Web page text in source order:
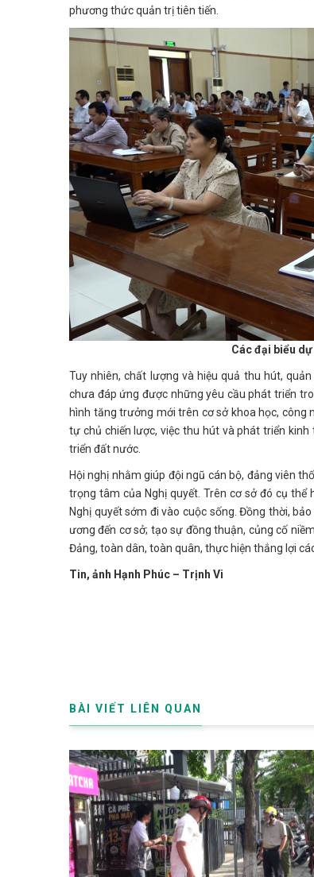
phương thức quản trị tiên tiến.
Các đại biểu
Tuy nhiên, chất lượng và hiệu quả thu hút,
chưa đáp ứng được những yêu cầu phát triển
hình tăng trưởng mới trên cơ sở khoa học, công
tự chủ chiến lược, việc thu hút và phát triển
triển đất nước.
Hội nghị nhằm giúp đội ngũ cán bộ, đảng viên
trọng tâm của Nghị quyết. Trên cơ sở đó cụ
Nghị quyết sớm đi vào cuộc sống. Đồng thời,
ương đến cơ sở; tạo sự đồng thuận, củng cố
Đảng, toàn dân, toàn quân, thực hiện thắng lợi
Tin, ảnh Hạnh Phúc – Trịnh Vi
BÀI VIẾT LIÊN QUAN